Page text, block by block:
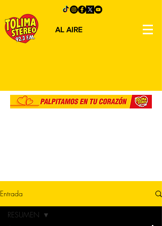
AL AIRE
Entrada
RESUMEN